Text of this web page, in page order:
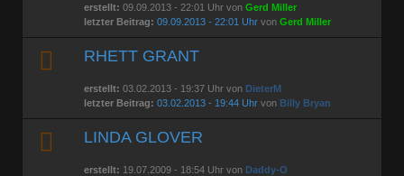
erstellt: 09.09.2013 - 22:01 Uhr vonGerd Miller
letzter Beitrag: 09.09.2013 - 22:01 Uhr vonGerd Miller
RHETT GRANT
erstellt: 03.02.2013 - 19:37 Uhr von DieterM
letzter Beitrag: 03.02.2013 - 19:44 Uhr von Billy Bryan
LINDA GLOVER
erstellt: 19.07.2009 - 18:54 Uhr von Daddy-O